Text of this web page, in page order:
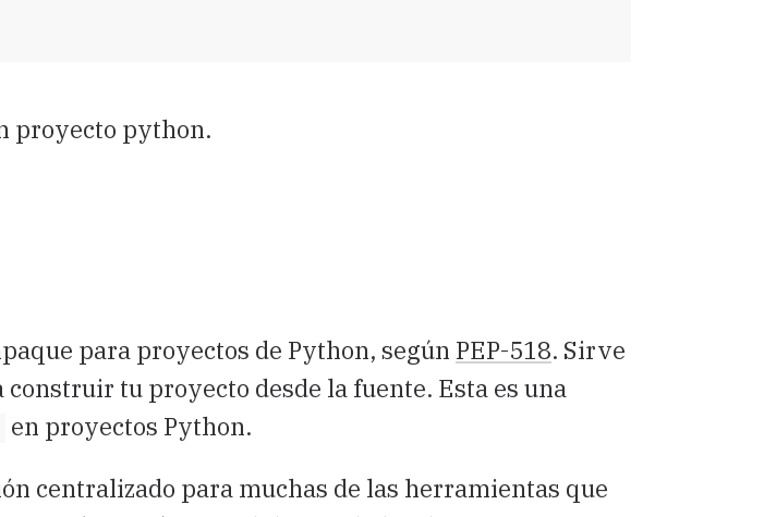
proyecto python.
para proyectos de Python, según PEP-518. Sirve
tu proyecto desde la fuente. Esta es una
en proyectos Python.
centralizado para muchas de las herramientas que